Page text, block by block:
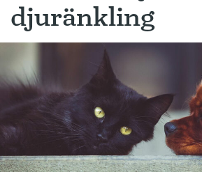
djuränkling